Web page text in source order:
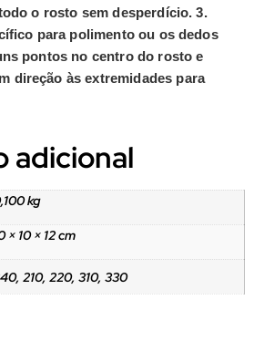
o rosto sem desperdício. 3.
para polimento ou os dedos
pontos no centro do rosto e
direção às extremidades para
adicional
kg
× 10 × 12 cm
210, 220, 310, 330